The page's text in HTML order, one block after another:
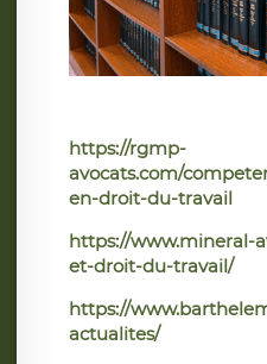
https://rgmp-
avocats.com/
en-droit-du-travail
https://www.mineral-
et-droit-du-travail/
https://
actualites/